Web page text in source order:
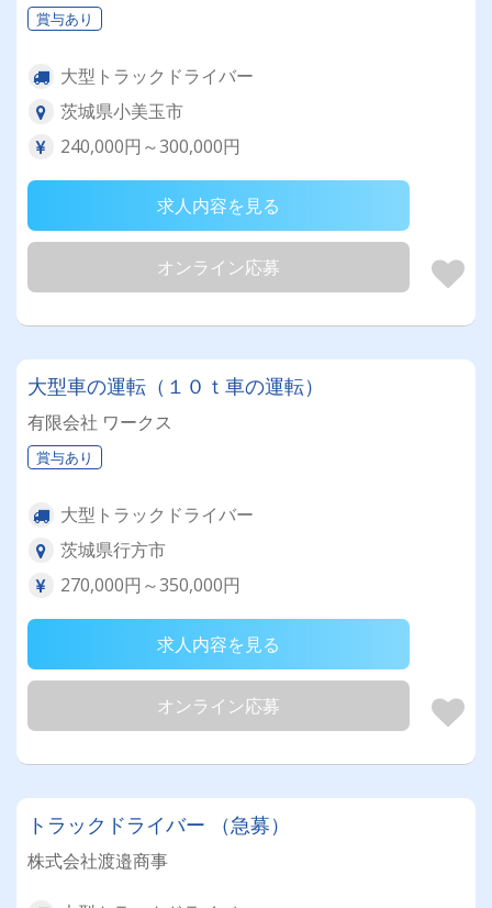
賞与あり
大型トラックドライバー
茨城県小美玉市
240,000円～300,000円
求人内容を見る
オンライン応募
大型車の運転（１０ｔ車の運転）
有限会社 ワークス
賞与あり
大型トラックドライバー
茨城県行方市
270,000円～350,000円
求人内容を見る
オンライン応募
トラックドライバー （急募）
株式会社渡邉商事